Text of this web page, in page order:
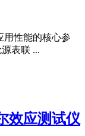
用性能的核心参
表联 ...
效应测试仪